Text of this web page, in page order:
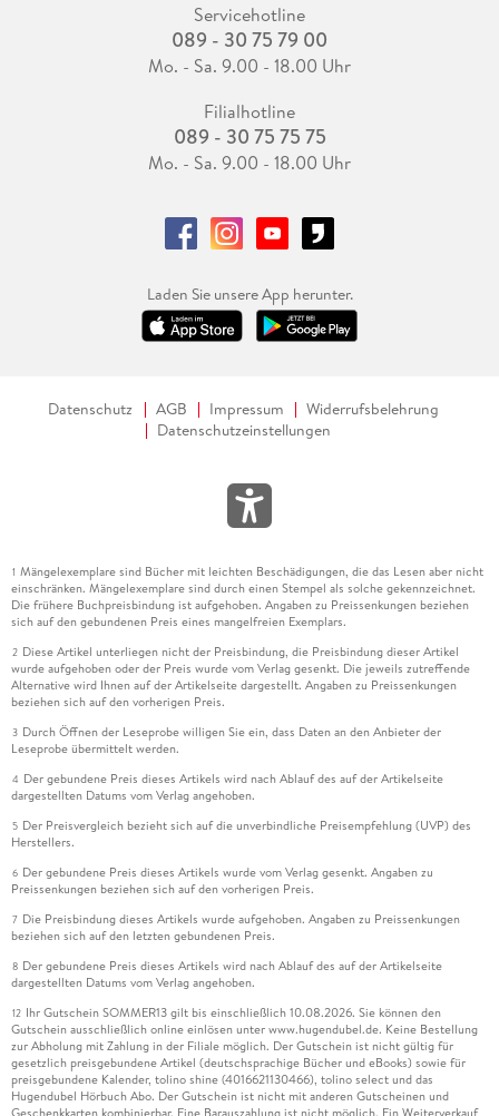
Servicehotline
089 - 30 75 79 00
Mo. - Sa. 9.00 - 18.00 Uhr
Filialhotline
089 - 30 75 75 75
Mo. - Sa. 9.00 - 18.00 Uhr
Laden Sie unsere App herunter.
Datenschutz AGB Impressum
Widerrufsbelehrung
Datenschutzeinstellungen
1 Mängelexemplare sind Bücher mit leichten Beschädigungen, die das Lesen aber nicht
einschränken. Mängelexemplare sind durch einen Stempel als solche gekennzeichnet.
Die frühere Buchpreisbindung ist aufgehoben. Angaben zu Preissenkungen beziehen
sich auf den gebundenen Preis eines mangelfreien Exemplars.
2 Diese Artikel unterliegen nicht der Preisbindung, die Preisbindung dieser Artikel
wurde aufgehoben oder der Preis wurde vom Verlag gesenkt. Die jeweils zutreffende
Alternative wird Ihnen auf der Artikelseite dargestellt. Angaben zu Preissenkungen
beziehen sich auf den vorherigen Preis.
3 Durch Öffnen der Leseprobe willigen Sie ein, dass Daten an den Anbieter der
Leseprobe übermittelt werden.
4 Der gebundene Preis dieses Artikels wird nach Ablauf des auf der Artikelseite
dargestellten Datums vom Verlag angehoben.
5 Der Preisvergleich bezieht sich auf die unverbindliche Preisempfehlung (UVP) des
Herstellers.
6 Der gebundene Preis dieses Artikels wurde vom Verlag gesenkt. Angaben zu
Preissenkungen beziehen sich auf den vorherigen Preis.
7 Die Preisbindung dieses Artikels wurde aufgehoben. Angaben zu Preissenkungen
beziehen sich auf den letzten gebundenen Preis.
8 Der gebundene Preis dieses Artikels wird nach Ablauf des auf der Artikelseite
dargestellten Datums vom Verlag angehoben.
12 Ihr Gutschein SOMMER13 gilt bis einschließlich 10.08.2026. Sie können den
Gutschein ausschließlich online einlösen unter www.hugendubel.de. Keine Bestellung
zur Abholung mit Zahlung in der Filiale möglich. Der Gutschein ist nicht gültig für
gesetzlich preisgebundene Artikel (deutschsprachige Bücher und eBooks) sowie für
preisgebundene Kalender, tolino shine (4016621130466), tolino select und das
Hugendubel Hörbuch Abo. Der Gutschein ist nicht mit anderen Gutscheinen und